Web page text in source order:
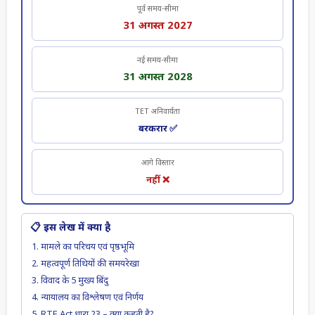
पूर्व समय-सीमा
31 अगस्त 2027
नई समय-सीमा
31 अगस्त 2028
TET अनिवार्यता
बरकरार ✅
आगे विस्तार
नहीं ❌
📋 इस लेख में क्या है
मामले का परिचय एवं पृष्ठभूमि
महत्वपूर्ण तिथियों की समयरेखा
विवाद के 5 मुख्य बिंदु
न्यायालय का विश्लेषण एवं निर्णय